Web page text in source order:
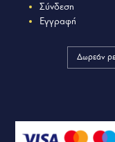
Σύνδεση
Εγγραφή
Δωρεάν